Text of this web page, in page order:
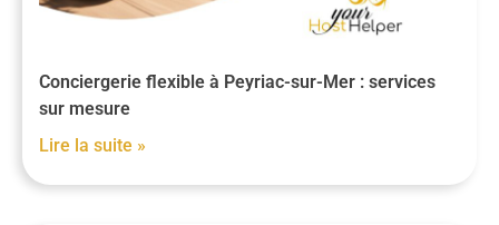
Conciergerie flexible à Peyriac-sur-Mer : services
sur mesure
Lire la suite »